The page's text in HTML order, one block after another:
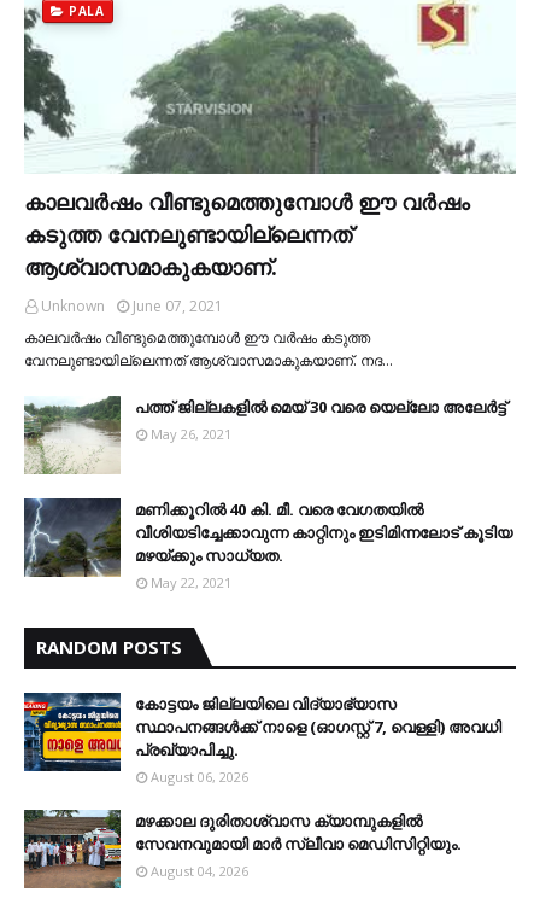
PALA
കാലവര്‍ഷം വീണ്ടുമെത്തുമ്പോള്‍ ഈ വര്‍ഷം
കടുത്ത വേനലുണ്ടായില്ലെന്നത്
ആശ്വാസമാകുകയാണ്.
Unknown
June 07, 2021
കാലവര്‍ഷം വീണ്ടുമെത്തുമ്പോള്‍ ഈ വര്‍ഷം കടുത്ത
വേനലുണ്ടായില്ലെന്നത് ആശ്വാസമാകുകയാണ്. നദ…
പത്ത് ജില്ലകളില്‍ മെയ് 30 വരെ യെല്ലോ അലേര്‍ട്ട്
May 26, 2021
മണിക്കൂറിൽ 40 കി. മീ. വരെ വേഗതയിൽ
വീശിയടിച്ചേക്കാവുന്ന കാറ്റിനും ഇടിമിന്നലോട് കൂടിയ
മഴയ്ക്കും സാധ്യത.
May 22, 2021
RANDOM POSTS
കോട്ടയം ജില്ലയിലെ വിദ്യാഭ്യാസ
സ്ഥാപനങ്ങള്‍ക്ക് നാളെ (ഓഗസ്റ്റ് 7, വെള്ളി) അവധി
പ്രഖ്യാപിച്ചു.
August 06, 2026
മഴക്കാല ദുരിതാശ്വാസ ക്യാമ്പുകളിൽ
സേവനവുമായി മാർ സ്ലീവാ മെഡിസിറ്റിയും.
August 04, 2026